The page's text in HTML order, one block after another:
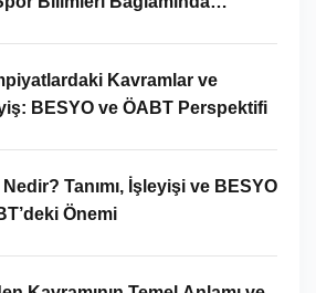
Kavramlar ve
BESYO ve ÖABT Perspektifi
Nedir? Tanımı, İşleyişi ve BESYO
Önemi